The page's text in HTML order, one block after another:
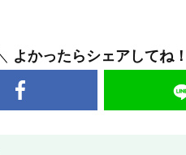
よかったらシェアしてね！